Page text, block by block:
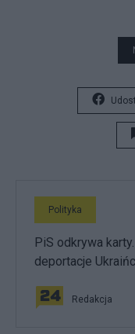
Polityka
PiS odkrywa
deportacje
Redakcja